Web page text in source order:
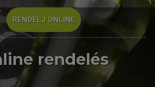
RENDELJ ONLINE
rendelés